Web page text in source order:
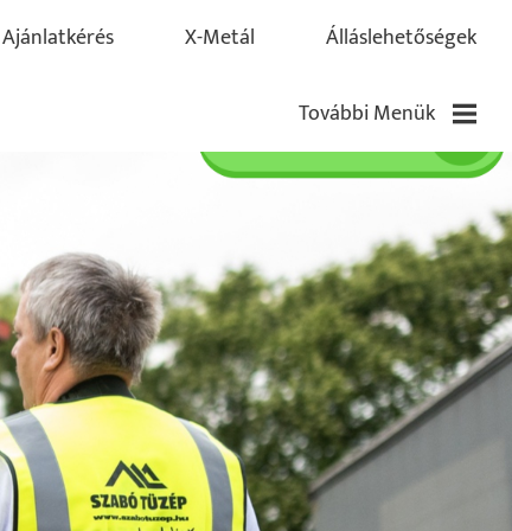
Ajánlatkérés X-Metál Álláslehetőségek
További Menük
Blog
Pályázatok
Kapcsolat
Partnereink